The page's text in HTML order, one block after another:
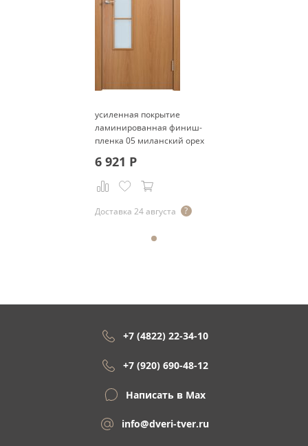
усиленная покрытие
ламинированная финиш-
пленка 05 миланский орех
6 921 Р
Доставка 24 августа
+7 (4822) 22-34-10
+7 (920) 690-48-12
Написать в Max
info@dveri-tver.ru